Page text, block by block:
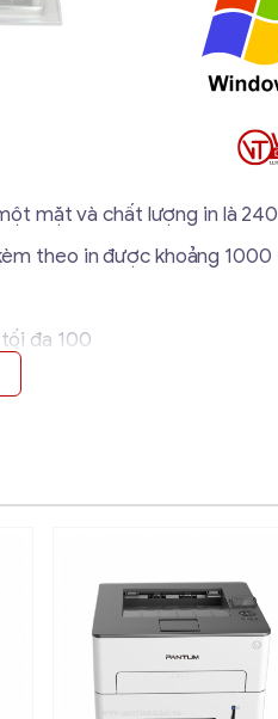
mặt và chất lượng in là
theo in được khoảng
đa 100
tự động AIR)